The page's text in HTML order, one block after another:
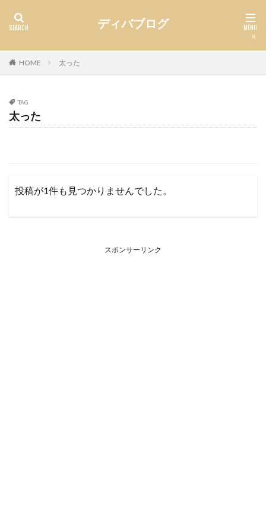
ディバブログ
HOME 太った
TAG
太った
投稿が1件も見つかりませんでした。
スポンサーリンク